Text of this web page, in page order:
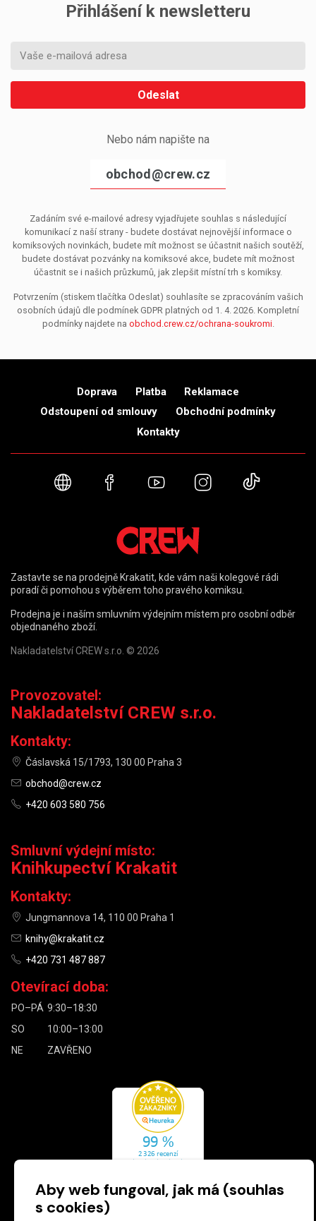
Přihlášení k newsletteru
Odeslat
Nebo nám napište na
obchod@crew.cz
Zadáním své e-mailové adresy vyjadřujete souhlas s následující
komunikací z naší strany - budete dostávat nejnovější informace o
komiksových novinkách, budete mít možnost se účastnit našich soutěží,
budete dostávat pozvánky na komiksové akce, budete mít možnost
účastnit se i našich průzkumů, jak zlepšit místní trh s komiksy.
Potvrzením (stiskem tlačítka Odeslat) souhlasíte se zpracováním vašich
osobních údajů dle podmínek GDPR platných od 1. 4. 2026. Kompletní
podmínky najdete na obchod.crew.cz/ochrana-soukromi.
Doprava Platba
Reklamace
Odstoupení od smlouvy
Obchodní podmínky
Kontakty
Webové stránky
FacebookYouTubeInstagram
Zastavte se na prodejně Krakatit, kde vám naši kolegové rádi
poradí či pomohou s výběrem toho pravého komiksu.
Prodejna je i naším smluvním výdejním místem pro osobní odběr
objednaného zboží.
Nakladatelství CREW s.r.o. © 2026
Provozovatel:
Nakladatelství CREW s.r.o.
Kontakty:
Čáslavská 15/1793, 130 00 Praha 3
obchod@crew.cz
+420 603 580 756
Smluvní výdejní místo:
Knihkupectví Krakatit
Kontakty:
Jungmannova 14, 110 00 Praha 1
knihy@krakatit.cz
+420 731 487 887
Otevírací doba:
PO–PÁ 9:30–18:30
SO
10:00–13:00
NE
ZAVŘENO
Aby web fungoval, jak má (souhlas
s cookies)